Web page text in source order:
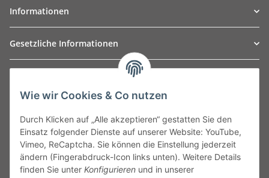
Informationen
Gesetzliche Informationen
Leibnizstraße 2a
Germany
Phone:+49 40 5287270
Fax:+49 40 5281050
Email:sales@tow-automotive.de
Wie wir Cookies & Co nutzen
Durch Klicken auf „Alle akzeptieren“ gestatten Sie den
Einsatz folgender Dienste auf unserer Website: YouTube,
Vimeo, ReCaptcha. Sie können die Einstellung jederzeit
ändern (Fingerabdruck-Icon links unten). Weitere Details
finden Sie unter Konfigurieren und in unserer